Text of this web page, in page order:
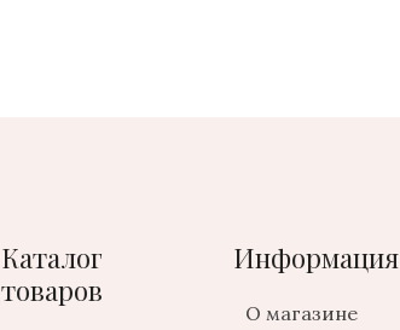
Каталог
товаров
Информация
О магазине